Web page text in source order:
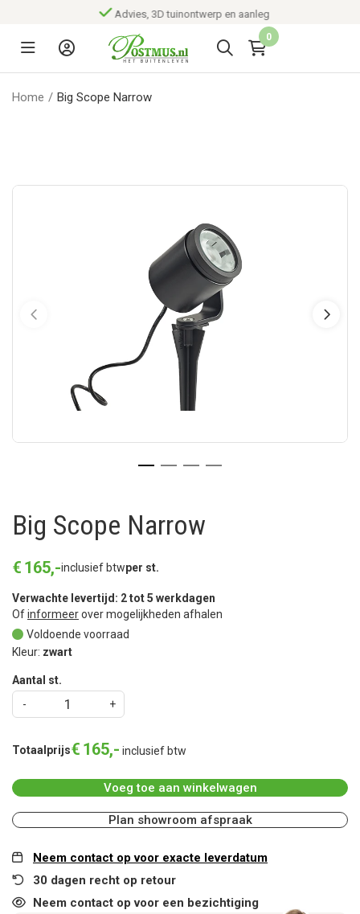
Advies, 3D tuinontwerp en aanleg
0
Home / Big Scope Narrow
Big Scope Narrow
€ 165,-inclusief btwper st.
Verwachte levertijd: 2 tot 5 werkdagen
Ofinformeerover mogelijkheden afhalen
Voldoende voorraad
Kleur: zwart
Aantal st.
Totaalprijs€ 165,- inclusief btw
Voeg toe aan winkelwagen
Plan showroom afspraak
Neem contact op voor exacte leverdatum
30 dagen recht op retour
Neem contact op voor een bezichtiging